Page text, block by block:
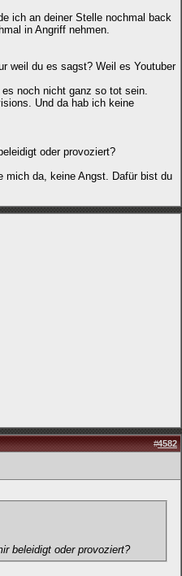
ich an deiner Stelle nochmal back
in Angriff nehmen.
weil du es sagst? Weil es Youtuber
noch nicht ganz so tot sein.
Und da hab ich keine
oder provoziert?
mich da, keine Angst. Dafür bist du
#4582
beleidigt oder provoziert?